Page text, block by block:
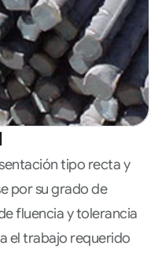
tipo recta y
por su grado de
fluencia y tolerancia
el trabajo requerido